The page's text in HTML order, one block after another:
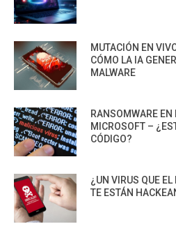
MUTACIÓN EN
CÓMO LA IA
MALWARE
RANSOMWARE EN
MICROSOFT –
CÓDIGO?
¿UN VIRUS QUE EL
TE ESTÁN